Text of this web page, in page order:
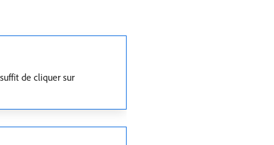
de cliquer sur